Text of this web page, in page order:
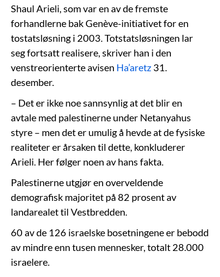
Shaul Arieli, som var en av de fremste
forhandlerne bak Genève-initiativet for en
tostatsløsning i 2003. Totstatsløsningen lar
seg fortsatt realisere, skriver han i den
venstreorienterte avisen Ha’aretz 31.
desember.
– Det er ikke noe sannsynlig at det blir en
avtale med palestinerne under Netanyahus
styre – men det er umulig å hevde at de fysiske
realiteter er årsaken til dette, konkluderer
Arieli. Her følger noen av hans fakta.
Palestinerne utgjør en overveldende
demografisk majoritet på 82 prosent av
landarealet til Vestbredden.
60 av de 126 israelske bosetningene er bebodd
av mindre enn tusen mennesker, totalt 28.000
israelere.